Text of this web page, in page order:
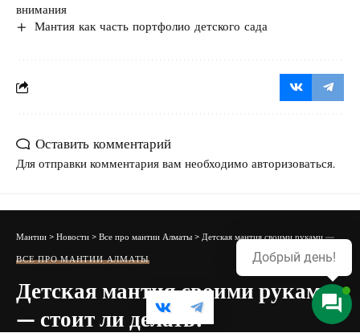
внимания
Мантия как часть портфолио детского сада
Оставить комментарий
Для отправки комментария вам необходимо авторизоваться.
Мантии > Новости > Все про мантии Алматы > Детская мантия своими руками — стоит ли делать?
ВСЕ ПРО МАНТИИ АЛМАТЫ
Детская мантия своими руками
— стоит ли делать?
Добрый день!